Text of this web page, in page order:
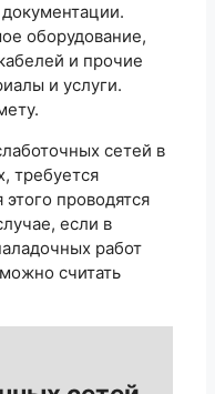
оборудование,
и прочие
и услуги.
сетей в
требуется
проводятся
если в
работ
считать